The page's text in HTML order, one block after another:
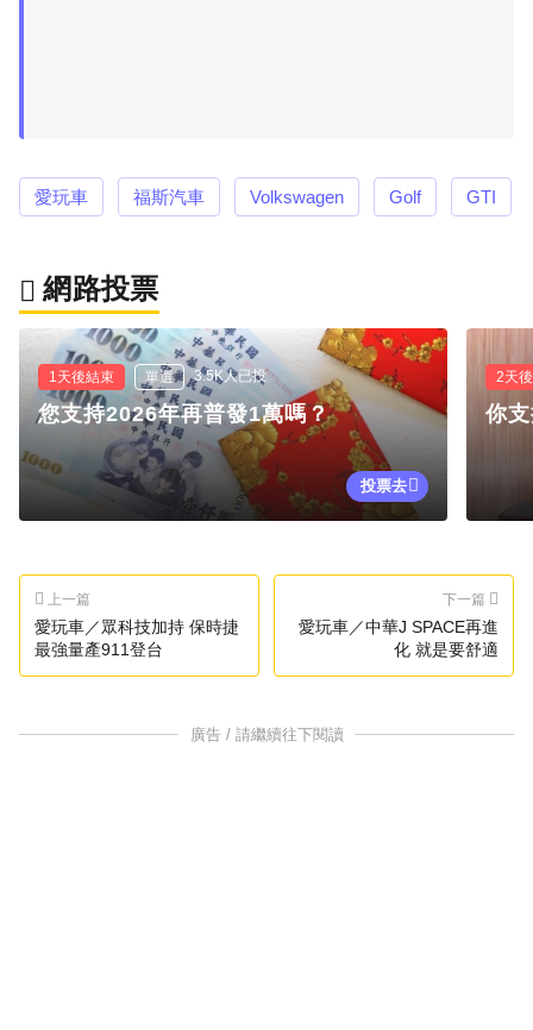
愛玩車 福斯汽車 Volkswagen Golf GTI
網路投票
1天後結束 單選 3.5K人已投
您支持2026年再普發1萬嗎？
投票去
2天
你
上一篇
愛玩車／眾科技加持 保時捷
最強量產911登台
下一篇
愛玩車／中華J SPACE再進
化 就是要舒適
廣告 / 請繼續往下閱讀